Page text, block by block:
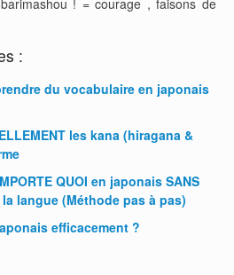
:
du vocabulaire en japonais
les kana (hiragana &
QUOI en japonais SANS
la langue (Méthode pas à pas)
efficacement ?